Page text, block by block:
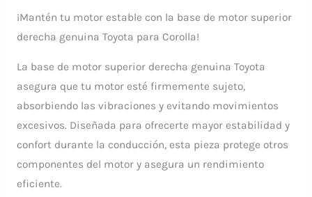
¡Mantén tu motor estable con la base de motor superior
derecha genuina Toyota para Corolla!
La base de motor superior derecha genuina Toyota
asegura que tu motor esté firmemente sujeto,
absorbiendo las vibraciones y evitando movimientos
excesivos. Diseñada para ofrecerte mayor estabilidad y
confort durante la conducción, esta pieza protege otros
componentes del motor y asegura un rendimiento
eficiente.